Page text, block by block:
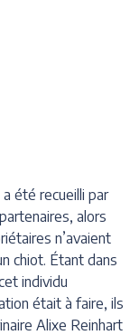
été recueilli par
alors
n’avaient
chiot. Étant dans
individu
était à faire, ils
Alixe Reinhart